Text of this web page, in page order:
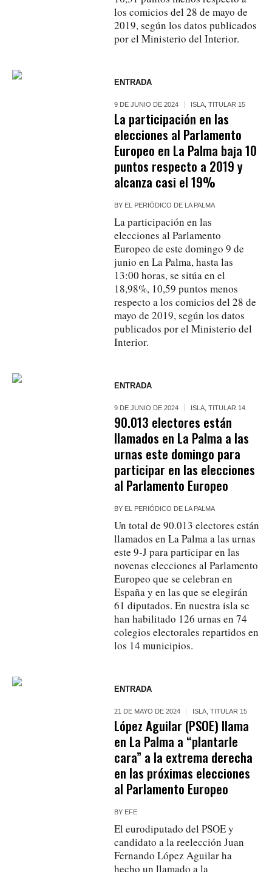
los comicios del 28 de mayo de
2019, según los datos publicados
por el Ministerio del Interior.
ENTRADA
9 DE JUNIO DE 2024 ISLA ,TITULAR 15
La participación en las
elecciones al Parlamento
Europeo en La Palma baja 10
puntos respecto a 2019 y
alcanza casi el 19%
BY EL PERIÓDICO DE LA PALMA
La participación en las
elecciones al Parlamento
Europeo de este domingo 9 de
junio en La Palma, hasta las
13:00 horas, se sitúa en el
18,98%, 10,59 puntos menos
respecto a los comicios del 28 de
mayo de 2019, según los datos
publicados por el Ministerio del
Interior.
ENTRADA
9 DE JUNIO DE 2024 ISLA ,TITULAR 14
90.013 electores están
llamados en La Palma a las
urnas este domingo para
participar en las elecciones
al Parlamento Europeo
BY EL PERIÓDICO DE LA PALMA
Un total de 90.013 electores están
llamados en La Palma a las urnas
este 9-J para participar en las
novenas elecciones al Parlamento
Europeo que se celebran en
España y en las que se elegirán
61 diputados. En nuestra isla se
han habilitado 126 urnas en 74
colegios electorales repartidos en
los 14 municipios.
ENTRADA
21 DE MAYO DE 2024 ISLA ,TITULAR 15
López Aguilar (PSOE) llama
en La Palma a “plantarle
cara” a la extrema derecha
en las próximas elecciones
al Parlamento Europeo
BY EFE
El eurodiputado del PSOE y
candidato a la reelección Juan
Fernando López Aguilar ha
hecho un llamado a la